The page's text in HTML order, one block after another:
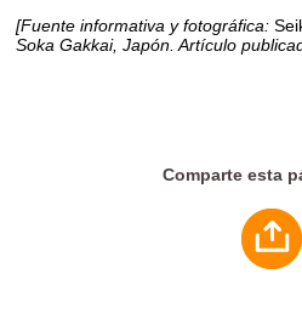
[Fuente informativa y fotográfica:
Soka Gakkai, Japón. Artículo
Comparte esta